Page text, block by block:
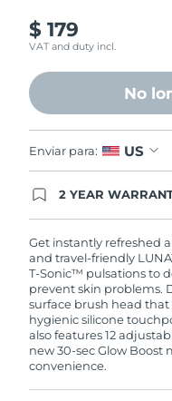
$ 179
VAT and duty incl.
No
Enviar para: US
2 YEAR
issues within 2-
replace your
Get instantly refreshed
and travel-friendly
T-Sonic™ pulsations to
prevent skin problems.
surface brush head
hygienic silicone
also features 12
new 30-sec Glow Boost
convenience.